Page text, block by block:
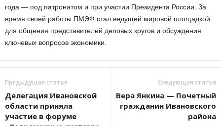
года — под патронатом и при участии Президента России. За
время своей работы ПМЭФ стал ведущей мировой площадкой
для общения представителей деловых кругов и обсуждения
ключевых вопросов экономики.
Предыдущая статья
Делегация Ивановской
области приняла
участие в форуме
Следующая статья
Вера Янкина — Почетный
гражданин Ивановского
района